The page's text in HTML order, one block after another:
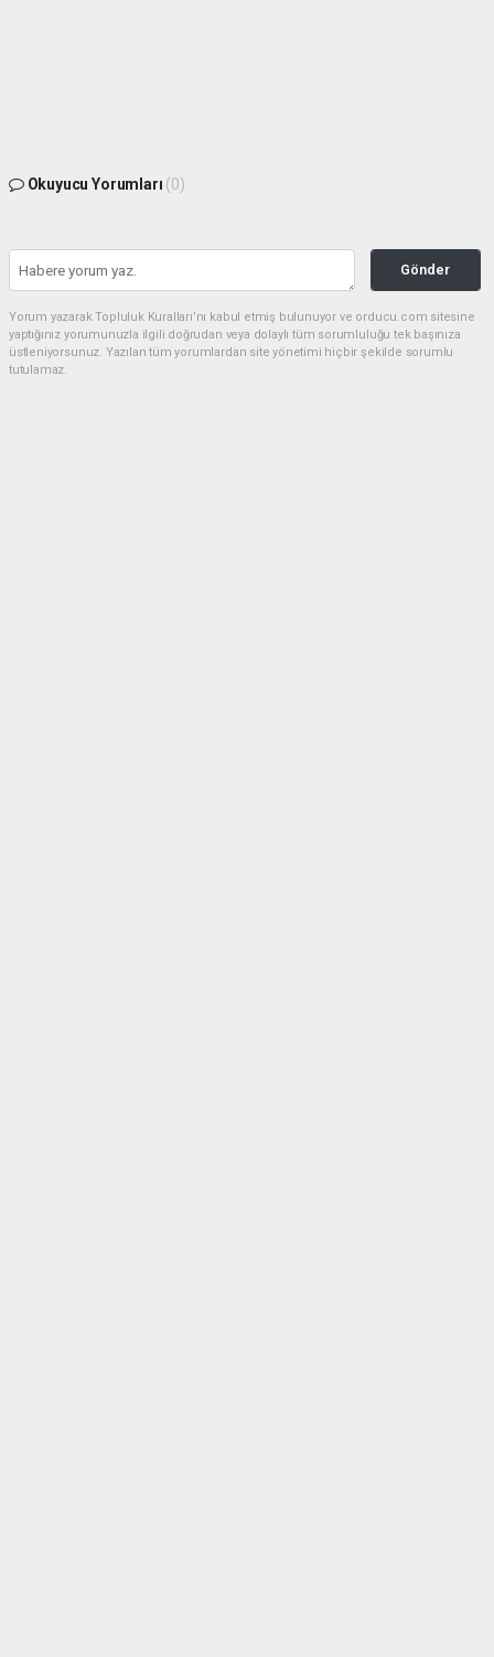
Okuyucu Yorumları (0)
Gönder
Yorum yazarak Topluluk Kuralları’nı kabul etmiş bulunuyor ve orducu.com sitesine
yaptığınız yorumunuzla ilgili doğrudan veya dolaylı tüm sorumluluğu tek başınıza
üstleniyorsunuz. Yazılan tüm yorumlardan site yönetimi hiçbir şekilde sorumlu
tutulamaz.